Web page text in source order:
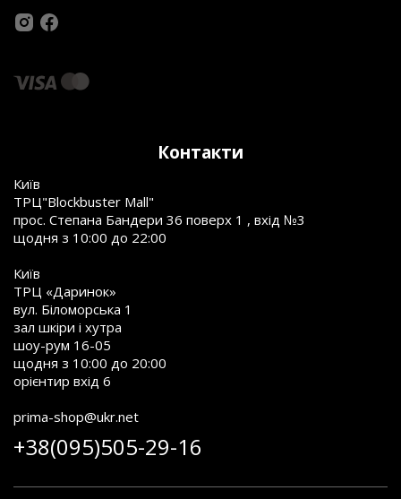
Контакти
Київ
ТРЦ"Blockbuster Mall"
прос. Степана Бандери 36 поверх 1 , вхід №3
щодня з 10:00 до 22:00
Київ
ТРЦ «Даринок»
вул. Біломорська 1
зал шкіри і хутра
шоу-рум 16-05
щодня з 10:00 до 20:00
орієнтир вхід 6
prima-shop@ukr.net
+38(095)505-29-16